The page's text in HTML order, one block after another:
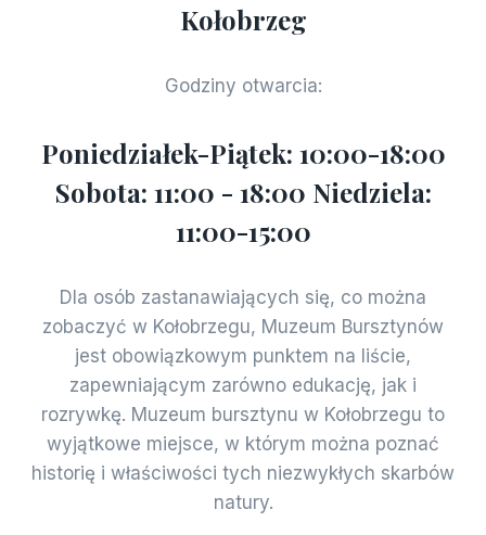
Kołobrzeg
Godziny otwarcia:
Poniedziałek-Piątek: 10:00-18:00
Sobota: 11:00 - 18:00 Niedziela:
11:00-15:00
Dla osób zastanawiających się, co można
zobaczyć w Kołobrzegu, Muzeum Bursztynów
jest obowiązkowym punktem na liście,
zapewniającym zarówno edukację, jak i
rozrywkę. Muzeum bursztynu w Kołobrzegu to
wyjątkowe miejsce, w którym można poznać
historię i właściwości tych niezwykłych skarbów
natury.